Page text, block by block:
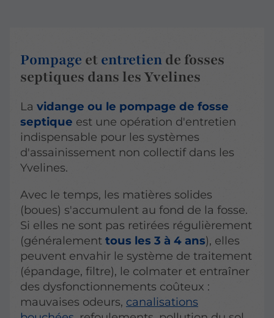
Pompage etentretiende fosses
septiques dans les Yvelines
La vidange ou le pompage de fosse
septique est une opération d'entretien
indispensable pour les systèmes
d'assainissement non collectif dans les
Yvelines.
Avec le temps, les matières solides
(boues) s'accumulent au fond de la fosse.
Si elles ne sont pas retirées régulièrement
(généralement tous les 3 à 4 ans), elles
peuvent envahir le système de traitement
(épandage, filtre), le colmater et entraîner
des dysfonctionnements coûteux :
mauvaises odeurs, canalisations